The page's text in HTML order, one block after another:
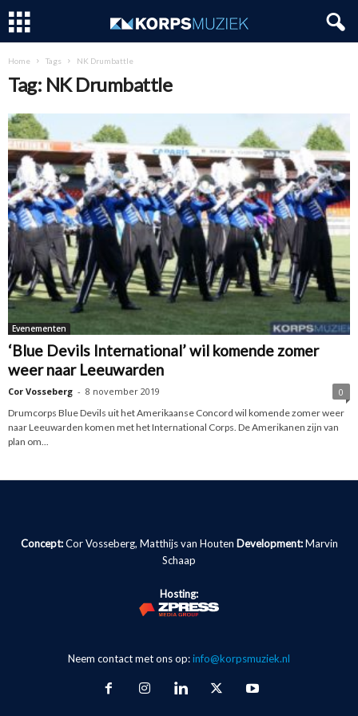
Home Tags NK Drumbattle
Tag: NK Drumbattle
Evenementen
‘Blue Devils International’ wil komende zomer
weer naar Leeuwarden
Cor Vosseberg - 8 november 2019
0
Drumcorps Blue Devils uit het Amerikaanse Concord wil komende zomer weer
naar Leeuwarden komen met het International Corps. De Amerikanen zijn van
plan om...
Concept:Cor Vosseberg, Matthijs van Houten Development: Marvin
Schaap
Hosting:
Neem contact met ons op:info@korpsmuziek.nl